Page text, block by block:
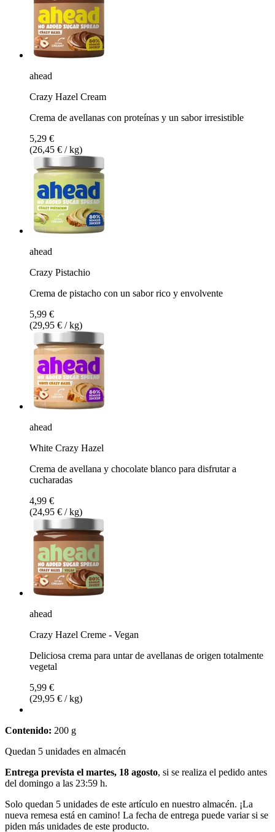
ahead
Crazy Hazel Cream
Crema de avellanas con proteínas y un sabor irresistible
5,29 €
(26,45 € / kg)
ahead
Crazy Pistachio
Crema de pistacho con un sabor rico y envolvente
5,99 €
(29,95 € / kg)
ahead
White Crazy Hazel
Crema de avellana y chocolate blanco para disfrutar a
cucharadas
4,99 €
(24,95 € / kg)
ahead
Crazy Hazel Creme - Vegan
Deliciosa crema para untar de avellanas de origen totalmente
vegetal
5,99 €
(29,95 € / kg)
Contenido: 200 g
Quedan 5 unidades en almacén
Entrega prevista el martes, 18 agosto, si se realiza el pedido antes
del domingo a las 23:59 h.
Solo quedan 5 unidades de este artículo en nuestro almacén. ¡La
nueva remesa está en camino! La fecha de entrega puede variar si se
piden más unidades de este producto.